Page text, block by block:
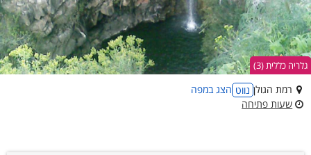
גלריה כללית (3)
רמת הגולן נווט הצג במפה
שעות פתיחה